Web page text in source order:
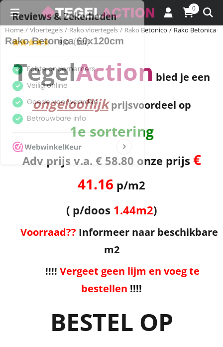
Cookievoorkeuren zijn momenteel gesloten. 0
Home / Vloertegels / Rako vloertegels / Rako Betonico / Rako Betonica
Rako Betonica 60x120cm
TegelAction bied je een
ongelooflijkprijsvoordeel op
1e sortering
Adv prijs v.a. € 58.80 onze prijs €
41.16 p/m2
( p/doos 1.44m2)
Voorraad?? Informeer naar beschikbare
m2
!!!! Vergeet geen lijm en voeg te
bestellen !!!!
BESTEL OP